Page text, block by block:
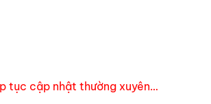
tục cập nhật thường xuyên…